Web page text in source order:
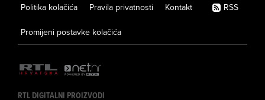
Politika kolačića Pravila privatnosti Kontakt
Promijeni postavke kolačića
RSS
RTL DIGITALNI PROIZVODI